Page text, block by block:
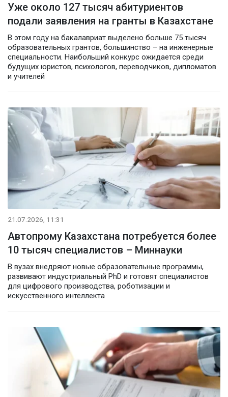
Уже около 127 тысяч абитуриентов
подали заявления на гранты в Казахстане
В этом году на бакалавриат выделено больше 75 тысяч
образовательных грантов, большинство – на инженерные
специальности. Наибольший конкурс ожидается среди
будущих юристов, психологов, переводчиков, дипломатов
и учителей
21.07.2026, 11:31
Автопрому Казахстана потребуется более
10 тысяч специалистов – Миннауки
В вузах внедряют новые образовательные программы,
развивают индустриальный PhD и готовят специалистов
для цифрового производства, роботизации и
искусственного интеллекта